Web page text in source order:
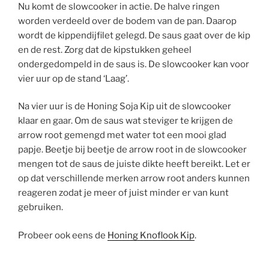
Nu komt de slowcooker in actie. De halve ringen
worden verdeeld over de bodem van de pan. Daarop
wordt de kippendijfilet gelegd. De saus gaat over de kip
en de rest. Zorg dat de kipstukken geheel
ondergedompeld in de saus is. De slowcooker kan voor
vier uur op de stand ‘Laag’.
Na vier uur is de Honing Soja Kip uit de slowcooker
klaar en gaar. Om de saus wat steviger te krijgen de
arrow root gemengd met water tot een mooi glad
papje. Beetje bij beetje de arrow root in de slowcooker
mengen tot de saus de juiste dikte heeft bereikt. Let er
op dat verschillende merken arrow root anders kunnen
reageren zodat je meer of juist minder er van kunt
gebruiken.
Probeer ook eens de Honing Knoflook Kip.